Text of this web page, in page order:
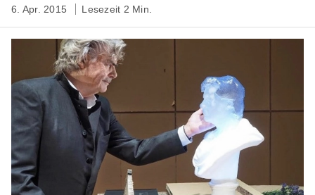
6. Apr. 2015 Lesezeit 2 Min.